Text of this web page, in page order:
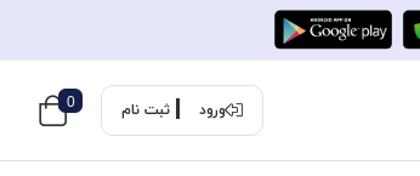
ورود ثبت نام 0